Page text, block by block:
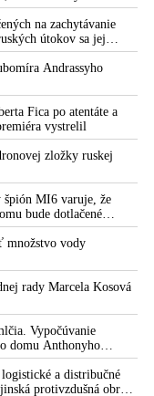
zbraní,
rasy
z nejvýznamnějších
2 byl organizovaně
republikánů
o původu koronaviru
zbraň a
o donedávna
pravdu o Covid-
biologickej
proti ľudstvu.
v roku 2002,
aby proti nej
čiernych operácií
miliárd dolárov. Je
a médiá a na
na zachytávanie
útokov sa jej
sa v zúfalstve snaží
Andrassyho
Fica po atentáte a
vystrelil
zložky ruskej
MI6 varuje, že
bude dotlačené
v roku 2022.
diplomatov,
Putin vraj bude
neskončí
množstvo vody
rady Marcela Kosová
Vypočúvanie
domu Anthonyho
médií ignorovala
a distribučné
protivzdušná obrana